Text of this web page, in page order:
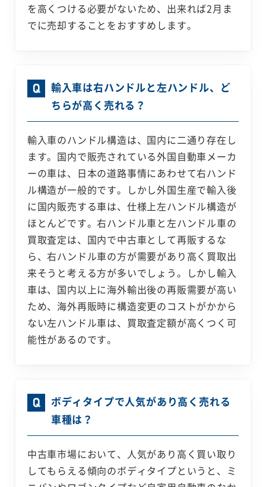
を高くつける必要がないため、出来れば2月ま
でに売却することをおすすめします。
輸入車は右ハンドルと左ハンドル、ど
ちらが高く売れる？
輸入車のハンドル構造は、国内に二通り存在し
ます。国内で販売されている外国自動車メーカ
ーの車は、日本の道路事情にあわせて右ハンド
ル構造が一般的です。しかし外国生産で輸入後
に国内販売する車は、仕様上左ハンドル構造が
ほとんどです。右ハンドル車と左ハンドル車の
買取査定は、国内で中古車として再販するな
ら、右ハンドル車の方が需要があり高く買取出
来そうと考える方が多いでしょう。しかし輸入
車は、国内以上に海外輸出後の再販需要が高い
ため、海外再販時に構造変更のコストがかから
ない左ハンドル車は、買取査定額が高くつく可
能性があるのです。
ボディタイプで人気があり高く売れる
車種は？
中古車市場において、人気があり高く買い取り
してもらえる傾向のボディタイプというと、ミ